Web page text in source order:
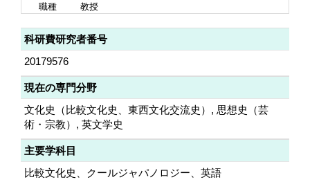
職種
教授
科研費研究者番号
20179576
現在の専門分野
文化史（比較文化史、東西文化交流史）, 思想史（芸
術・宗教）, 英文学史
主要学科目
比較文化史、クールジャパノロジー、英語